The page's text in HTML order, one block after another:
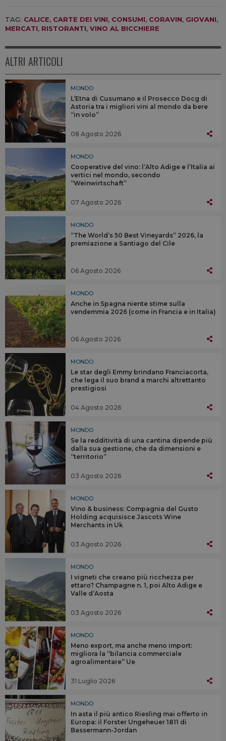
TAG: CALICE, CARTE DEI VINI, CONSUMI, CORAVIN, GIOVANI,
MERCATI, RISTORANTI, VINO AL BICCHIERE
ALTRI ARTICOLI
MONDO
L’Etna di Cusumano e il Prosecco Docg di
Astoria tra i migliori vini al mondo da bere
“in volo”
08 Agosto 2026
MONDO
Cooperative del vino: l’Alto Adige e l’Italia ai
vertici nel mondo, secondo
“Weinwirtschaft”
07 Agosto 2026
MONDO
“The World’s 50 Best Vineyards” 2026, la
premiazione a Santiago del Cile
06 Agosto 2026
MONDO
Anche in Spagna niente stime sulla
vendemmia 2026 (come in Francia e in Italia)
06 Agosto 2026
MONDO
Le star degli Emmy brindano Franciacorta,
che lega il suo brand a marchi altrettanto
prestigiosi
04 Agosto 2026
MONDO
Se la redditività di una cantina dipende più
dalla sua gestione, che da dimensioni e
“territorio”
03 Agosto 2026
MONDO
Vino & business: Compagnia del Gusto
Holding acquisisce Jascots Wine
Merchants in Uk
03 Agosto 2026
MONDO
I vigneti che creano più ricchezza per
ettaro? Champagne n. 1, poi Alto Adige e
Valle d’Aosta
03 Agosto 2026
MONDO
Meno export, ma anche meno import:
migliora la “bilancia commerciale
agroalimentare” Ue
31 Luglio 2026
MONDO
In asta il più antico Riesling mai offerto in
Europa: il Forster Ungeheuer 1811 di
Bassermann-Jordan